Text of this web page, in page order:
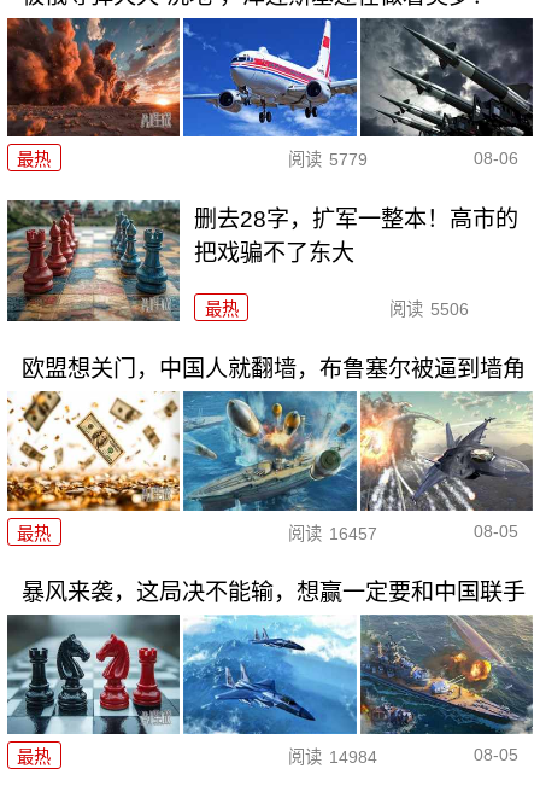
最热 阅读 5779 08-06
删去28字，扩军一整本！高市的
把戏骗不了东大
最热 阅读 5506
欧盟想关门，中国人就翻墙，布鲁塞尔被逼到墙角
最热 阅读 16457 08-05
暴风来袭，这局决不能输，想赢一定要和中国联手
最热 阅读 14984 08-05